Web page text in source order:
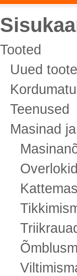
Tooted
Uued
Teenused
Masinad